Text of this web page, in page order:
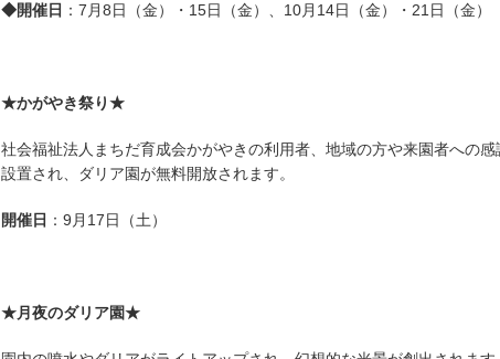
◆開催日 ：7月8日（金）・15日（金）、10月14日（金）・21日（金）
★かがやき祭り★
社会福祉法人まちだ育成会かがやきの利用者、地域の方や来園者への
設置され、ダリア園が無料開放されます。
開催日 ：9月17日（土）
★月夜のダリア園★